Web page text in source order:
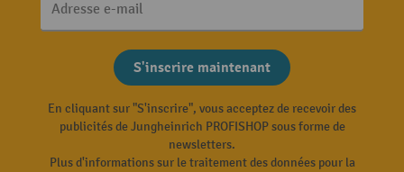
Adresse e-mail
S'inscrire maintenant
En cliquant sur "S'inscrire", vous acceptez de recevoir des
publicités de Jungheinrich PROFISHOP sous forme de
newsletters.
Plus d'informations sur le traitement des données pour la